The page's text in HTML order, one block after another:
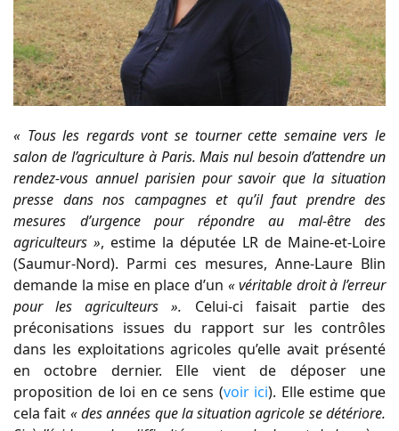
« Tous les regards vont se tourner cette semaine vers le
salon de l’agriculture à Paris. Mais nul besoin d’attendre un
rendez-vous annuel parisien pour savoir que la situation
presse dans nos campagnes et qu’il faut prendre des
mesures d’urgence pour répondre au mal-être des
agriculteurs », estime la députée LR de Maine-et-Loire
(Saumur-Nord). Parmi ces mesures, Anne-Laure Blin
demande la mise en place d’un « véritable droit à l’erreur
pour les agriculteurs ». Celui-ci faisait partie des
préconisations issues du rapport sur les contrôles
dans les exploitations agricoles qu’elle avait présenté
en octobre dernier. Elle vient de déposer une
proposition de loi en ce sens (voir ici). Elle estime que
cela fait « des années que la situation agricole se détériore.